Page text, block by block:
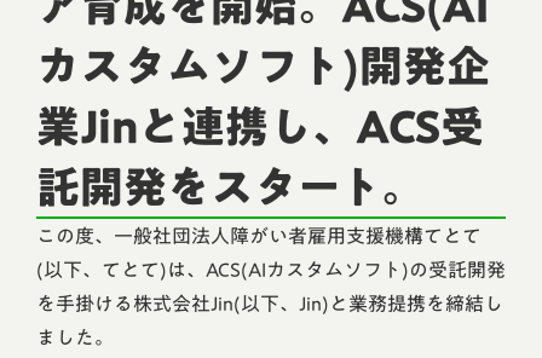
カスタムソフト)開発企
業Jinと連携し、ACS受
託開発をスタート。
この度、一般社団法人障がい者雇用支援機構てとて
(以下、てとて)は、ACS(AIカスタムソフト)の受託開発
を手掛ける株式会社Jin(以下、Jin)と業務提携を締結し
ました。